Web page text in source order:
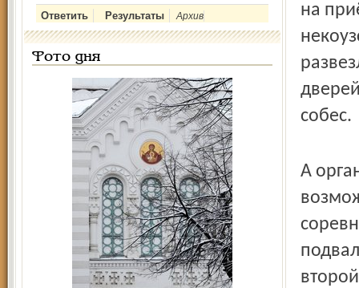
Архив
Фото дня
на
собес.
А